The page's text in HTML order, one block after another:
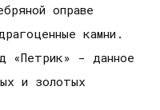
оправе
камни.
«Петрик» - данное
и золотых